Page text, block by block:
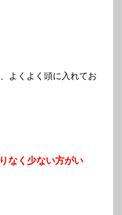
よくよく頭に入れてお
なく少ない方がい